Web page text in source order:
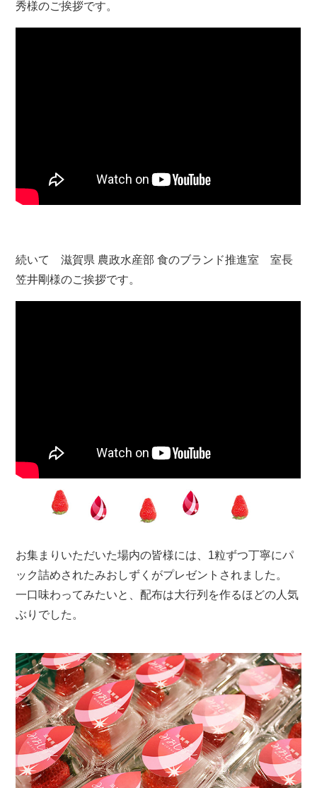
秀様のご挨拶です。
続いて 滋賀県 農政水産部 食のブランド推進室 室長
笠井剛様のご挨拶です。
お集まりいただいた場内の皆様には、1粒ずつ丁寧にパ
ック詰めされたみおしずくがプレゼントされました。
一口味わってみたいと、配布は大行列を作るほどの人気
ぶりでした。